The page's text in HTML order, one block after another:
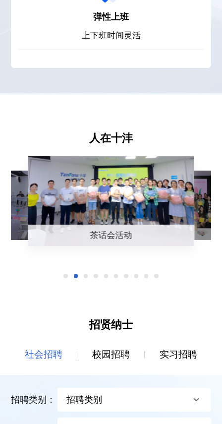
弹性上班
上下班时间灵活
人在十沣
茶话会活动
招贤纳士
社会招聘 校园招聘 实习招聘
招聘类别： 招聘类别